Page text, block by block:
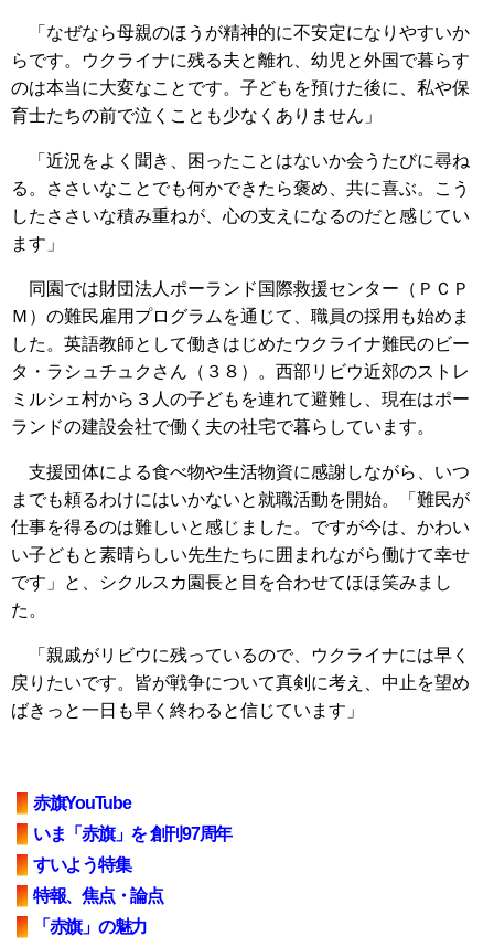
「なぜなら母親のほうが精神的に不安定になりやすいか
らです。ウクライナに残る夫と離れ、幼児と外国で暮らす
のは本当に大変なことです。子どもを預けた後に、私や保
育士たちの前で泣くことも少なくありません」
「近況をよく聞き、困ったことはないか会うたびに尋ね
る。ささいなことでも何かできたら褒め、共に喜ぶ。こう
したささいな積み重ねが、心の支えになるのだと感じてい
ます」
同園では財団法人ポーランド国際救援センター（ＰＣＰ
Ｍ）の難民雇用プログラムを通じて、職員の採用も始めま
した。英語教師として働きはじめたウクライナ難民のビー
タ・ラシュチュクさん（３８）。西部リビウ近郊のストレ
ミルシェ村から３人の子どもを連れて避難し、現在はポー
ランドの建設会社で働く夫の社宅で暮らしています。
支援団体による食べ物や生活物資に感謝しながら、いつ
までも頼るわけにはいかないと就職活動を開始。「難民が
仕事を得るのは難しいと感じました。ですが今は、かわい
い子どもと素晴らしい先生たちに囲まれながら働けて幸せ
です」と、シクルスカ園長と目を合わせてほほ笑みまし
た。
「親戚がリビウに残っているので、ウクライナには早く
戻りたいです。皆が戦争について真剣に考え、中止を望め
ばきっと一日も早く終わると信じています」
赤旗YouTube
いま「赤旗」を 創刊97周年
すいよう特集
特報、焦点・論点
「赤旗」の魅力